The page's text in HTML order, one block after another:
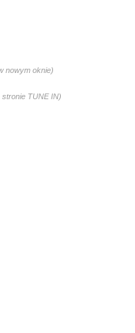
nowym oknie)
TUNE IN)